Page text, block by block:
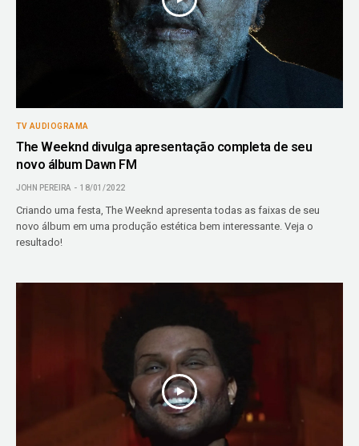
TV AUDIOGRAMA
The Weeknd divulga apresentação completa de seu
novo álbum Dawn FM
JOHN PEREIRA 18/01/2022
Criando uma festa, The Weeknd apresenta todas as faixas de seu
novo álbum em uma produção estética bem interessante. Veja o
resultado!